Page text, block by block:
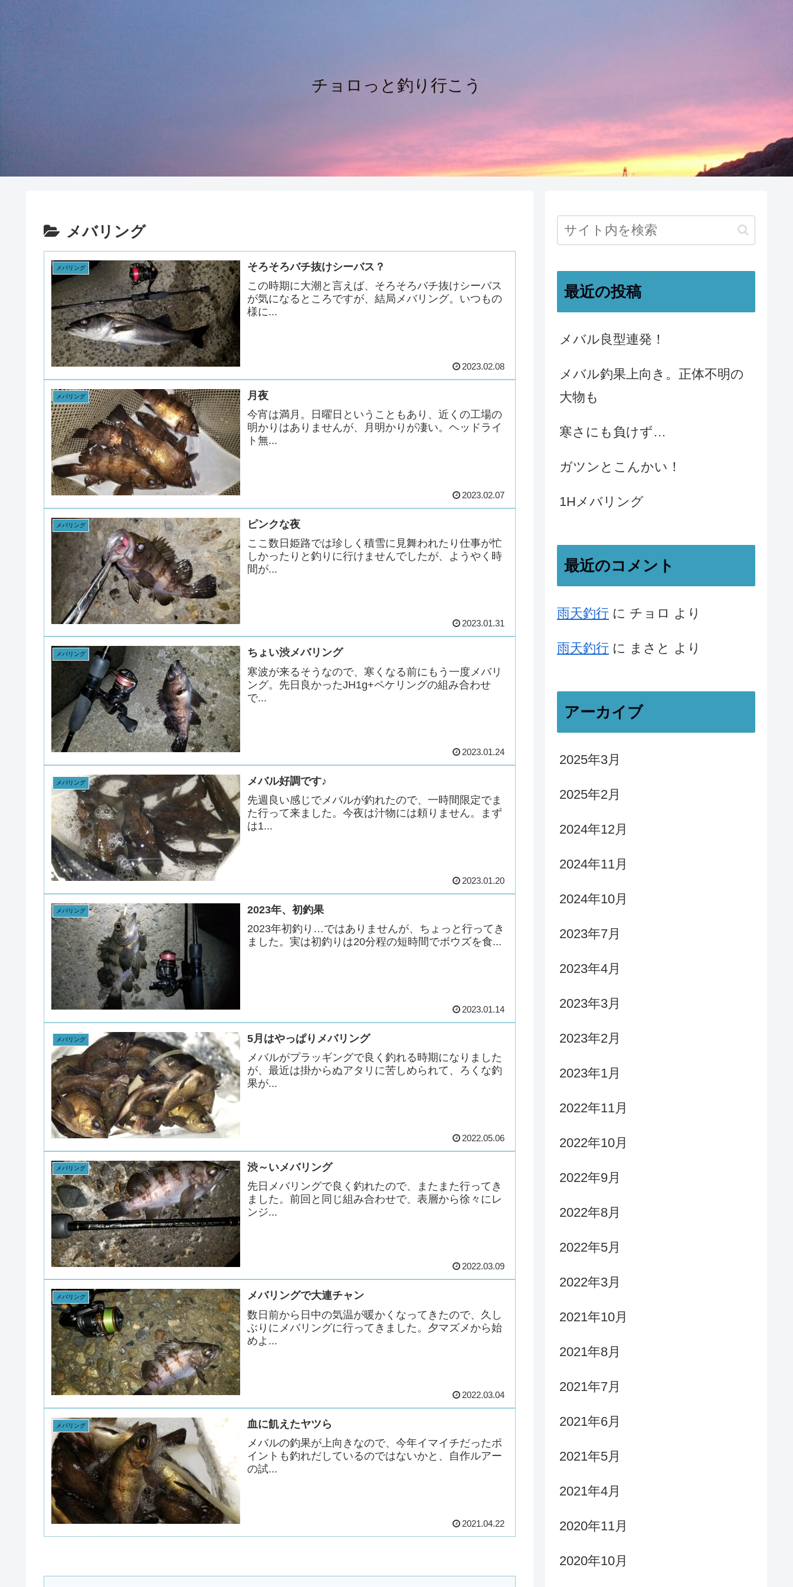
チョロっと釣り行こう
メバリング
メバリング
そろそろバチ抜けシーバス？
この時期に大潮と言えば、そろそろバチ抜けシーバス
が気になるところですが、結局メバリング。いつもの
様に...
2023.02.08
メバリング
月夜
今宵は満月。日曜日ということもあり、近くの工場の
明かりはありませんが、月明かりが凄い。ヘッドライ
ト無...
2023.02.07
メバリング
ピンクな夜
ここ数日姫路では珍しく積雪に見舞われたり仕事が忙
しかったりと釣りに行けませんでしたが、ようやく時
間が...
2023.01.31
メバリング
ちょい渋メバリング
寒波が来るそうなので、寒くなる前にもう一度メバリ
ング。先日良かったJH1g+ペケリングの組み合わせ
で...
2023.01.24
メバリング
メバル好調です♪
先週良い感じでメバルが釣れたので、一時間限定でま
た行って来ました。今夜は汁物には頼りません。まず
は1...
2023.01.20
メバリング
2023年、初釣果
2023年初釣り…ではありませんが、ちょっと行ってき
ました。実は初釣りは20分程の短時間でボウズを食...
2023.01.14
メバリング
5月はやっぱりメバリング
メバルがプラッギングで良く釣れる時期になりました
が、最近は掛からぬアタリに苦しめられて、ろくな釣
果が...
2022.05.06
メバリング
渋～いメバリング
先日メバリングで良く釣れたので、またまた行ってき
ました。前回と同じ組み合わせで、表層から徐々にレ
ンジ...
2022.03.09
メバリング
メバリングで大連チャン
数日前から日中の気温が暖かくなってきたので、久し
ぶりにメバリングに行ってきました。夕マズメから始
めよ...
2022.03.04
メバリング
血に飢えたヤツら
メバルの釣果が上向きなので、今年イマイチだったポ
イントも釣れだしているのではないかと、自作ルアー
の試...
2021.04.22
最近の投稿
メバル良型連発！
メバル釣果上向き。正体不明の
大物も
寒さにも負けず…
ガツンとこんかい！
1Hメバリング
最近のコメント
雨天釣行 に チョロ より
雨天釣行 に まさと より
アーカイブ
2025年3月
2025年2月
2024年12月
2024年11月
2024年10月
2023年7月
2023年4月
2023年3月
2023年2月
2023年1月
2022年11月
2022年10月
2022年9月
2022年8月
2022年5月
2022年3月
2021年10月
2021年8月
2021年7月
2021年6月
2021年5月
2021年4月
2020年11月
2020年10月